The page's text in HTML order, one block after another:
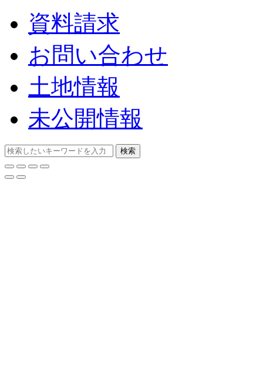
資料請求
お問い合わせ
土地情報
未公開情報
検索